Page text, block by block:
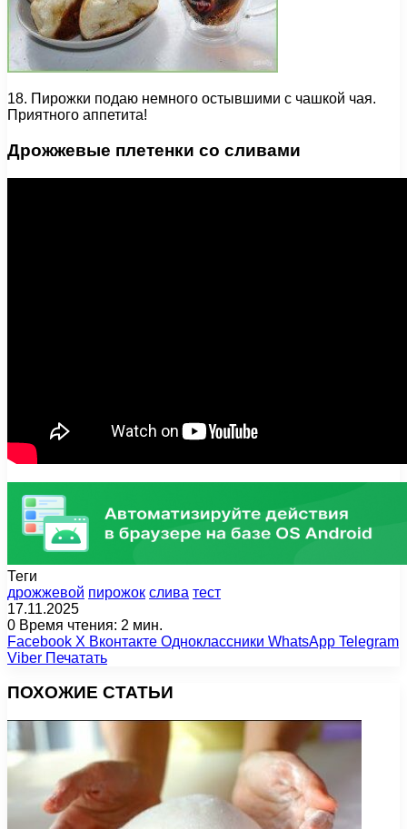
18. Пирожки подаю немного остывшими с чашкой чая.
Приятного аппетита!
Дрожжевые плетенки со сливами
Теги
дрожжевой пирожок слива тест
17.11.2025
0 Время чтения: 2 мин.
Facebook X Вконтакте Одноклассники WhatsApp Telegram
Viber Печатать
ПОХОЖИЕ СТАТЬИ